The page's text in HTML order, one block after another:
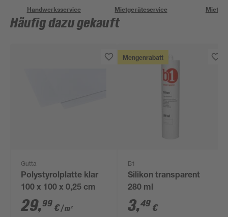
Handwerksservice Mietgeräteservice
Häufig dazu gekauft
Gutta
Polystyrolplatte klar
100 x 100 x 0,25 cm
29,99 €/ m²
Mengenrabatt
B1
Silikon transparent
280 ml
3,49 €